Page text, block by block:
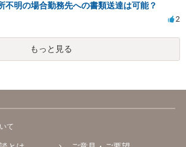
不明の場合勤務先への書類送達は可能？
2
もっと見る
て